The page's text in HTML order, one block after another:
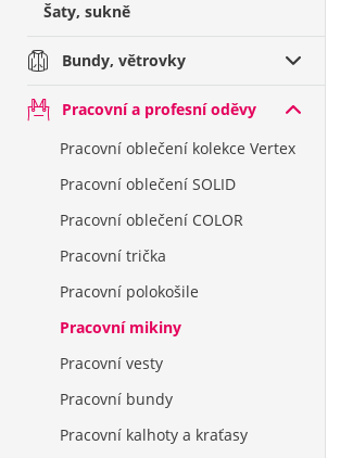
Šaty, sukně
Bundy, větrovky
Pracovní a profesní oděvy
Pracovní oblečení kolekce Vertex
Pracovní oblečení SOLID
Pracovní oblečení COLOR
Pracovní trička
Pracovní polokošile
Pracovní mikiny
Pracovní vesty
Pracovní bundy
Pracovní kalhoty a kraťasy